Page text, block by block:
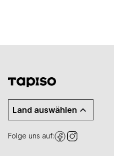
Land auswählen
Folge uns auf: